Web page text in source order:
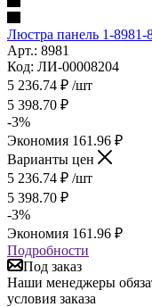
Люстра панель 1-
Арт.: 8981
Код: ЛИ-00008204
5 236.74 ₽ /шт
5 398.70 ₽
-3%
Экономия 161.96 ₽
Варианты цен
5 236.74 ₽ /шт
5 398.70 ₽
-3%
Экономия 161.96 ₽
Подробности
Под заказ
Наши менеджеры
условия заказа